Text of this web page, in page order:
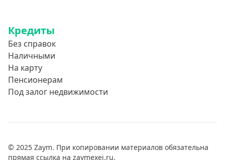
Кредиты
Без справок
Наличными
На карту
Пенсионерам
Под залог недвижимости
© 2025 Zaym. При копировании материалов обязательна
прямая ссылка на zaymexej.ru.